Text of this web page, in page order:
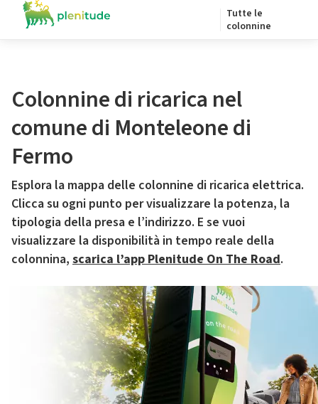
Tutte le
colonnine
Colonnine di ricarica nel
comune di Monteleone di
Fermo
Esplora la mappa delle colonnine di ricarica elettrica.
Clicca su ogni punto per visualizzare la potenza, la
tipologia della presa e l’indirizzo. E se vuoi
visualizzare la disponibilità in tempo reale della
colonnina, scarica l’app Plenitude On The Road.